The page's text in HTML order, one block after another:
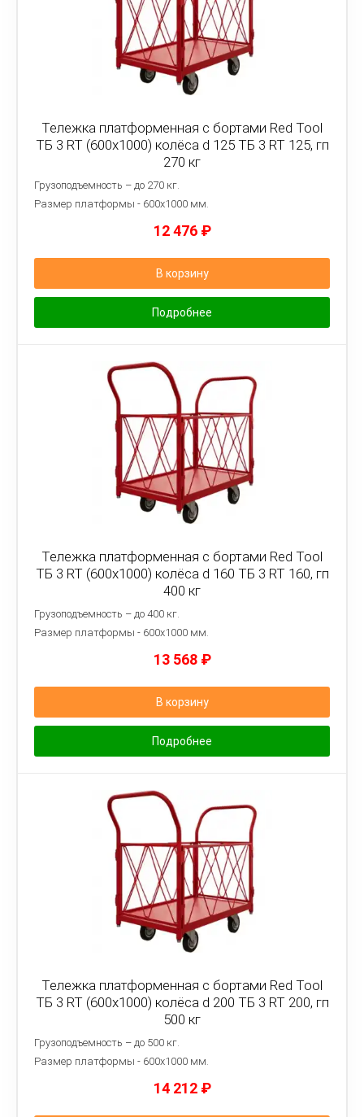
Тележка платформенная с бортами Red Tool
ТБ 3 RT (600x1000) колёса d 125 ТБ 3 RT 125, гп
270 кг
Грузоподъемность – до 270 кг.
Размер платформы - 600х1000 мм.
12 476 ₽
В корзину
Подробнее
Тележка платформенная с бортами Red Tool
ТБ 3 RT (600x1000) колёса d 160 ТБ 3 RT 160, гп
400 кг
Грузоподъемность – до 400 кг.
Размер платформы - 600х1000 мм.
13 568 ₽
В корзину
Подробнее
Тележка платформенная с бортами Red Tool
ТБ 3 RT (600x1000) колёса d 200 ТБ 3 RT 200, гп
500 кг
Грузоподъемность – до 500 кг.
Размер платформы - 600х1000 мм.
14 212 ₽